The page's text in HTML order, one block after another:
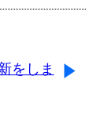
をしま